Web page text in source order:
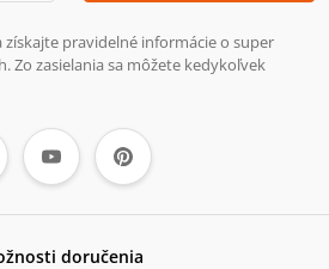
získajte pravidelné informácie o super
Zo zasielania sa môžete kedykoľvek
doručenia